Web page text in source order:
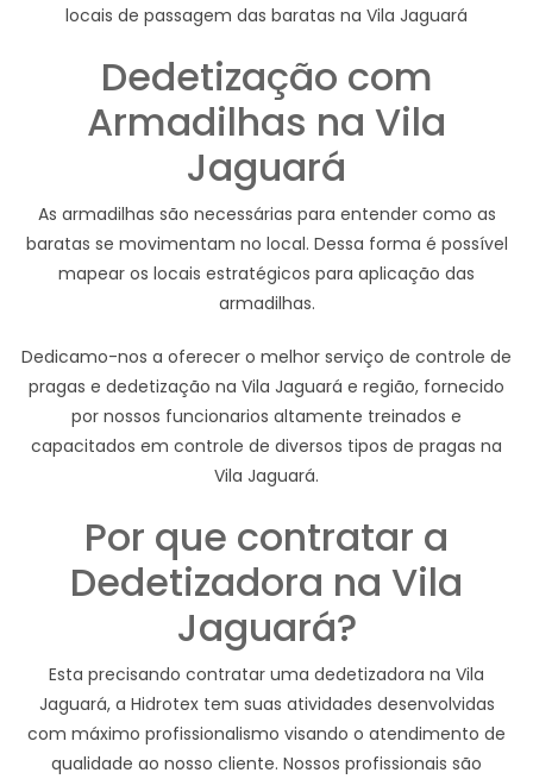
locais de passagem das baratas na Vila Jaguará
Dedetização com
Armadilhas na Vila
Jaguará
As armadilhas são necessárias para entender como as
baratas se movimentam no local. Dessa forma é possível
mapear os locais estratégicos para aplicação das
armadilhas.
Dedicamo-nos a oferecer o melhor serviço de controle de
pragas e dedetização na Vila Jaguará e região, fornecido
por nossos funcionarios altamente treinados e
capacitados em controle de diversos tipos de pragas na
Vila Jaguará.
Por que contratar a
Dedetizadora na Vila
Jaguará?
Esta precisando contratar uma dedetizadora na Vila
Jaguará, a Hidrotex tem suas atividades desenvolvidas
com máximo profissionalismo visando o atendimento de
qualidade ao nosso cliente. Nossos profissionais são